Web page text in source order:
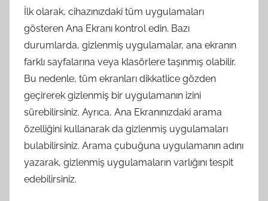
İlk olarak, cihazınızdaki tüm uygulamaları
gösteren Ana Ekranı kontrol edin. Bazı
durumlarda, gizlenmiş uygulamalar, ana ekranın
farklı sayfalarına veya klasörlere taşınmış olabilir.
Bu nedenle, tüm ekranları dikkatlice gözden
geçirerek gizlenmiş bir uygulamanın izini
sürebilirsiniz. Ayrıca, Ana Ekranınızdaki arama
özelliğini kullanarak da gizlenmiş uygulamaları
bulabilirsiniz. Arama çubuğuna uygulamanın adını
yazarak, gizlenmiş uygulamaların varlığını tespit
edebilirsiniz.